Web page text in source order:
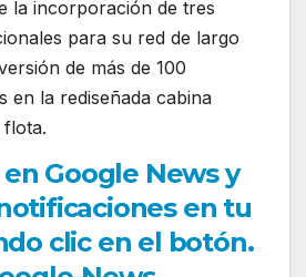
la incorporación de tres
para su red de largo
de más de 100
en la rediseñada cabina
flota.
Google News y
en tu
clic en el botón.